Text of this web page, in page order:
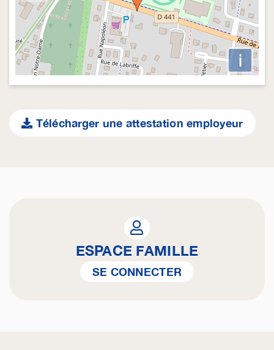
i
Télécharger une attestation employeur
ESPACE FAMILLE
SE CONNECTER